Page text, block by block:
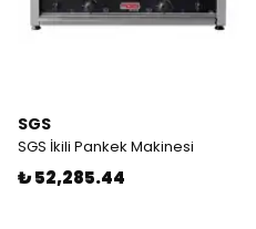
SGS
SGS İkili Pankek Makinesi
₺ 52,285.44